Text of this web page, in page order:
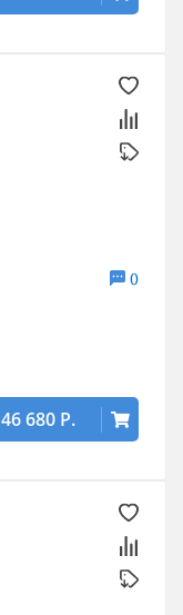
0
46 680 Р.